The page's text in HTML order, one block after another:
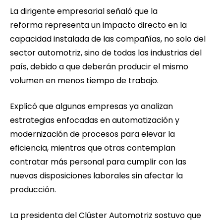
La dirigente empresarial señaló que la
reforma representa un impacto directo en la
capacidad instalada de las compañías, no solo del
sector automotriz, sino de todas las industrias del
país, debido a que deberán producir el mismo
volumen en menos tiempo de trabajo.
Explicó que algunas empresas ya analizan
estrategias enfocadas en automatización y
modernización de procesos para elevar la
eficiencia, mientras que otras contemplan
contratar más personal para cumplir con las
nuevas disposiciones laborales sin afectar la
producción.
La presidenta del Clúster Automotriz sostuvo que